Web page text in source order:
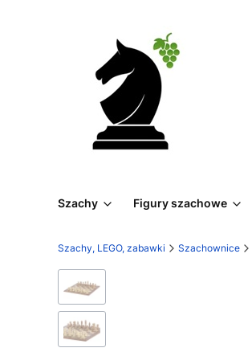
Szachy Figury szachowe
Szachy, LEGO, zabawki Szachownice